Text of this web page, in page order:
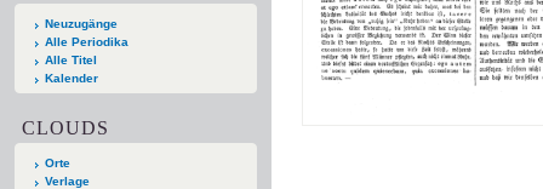
Neuzugänge
Alle Periodika
Alle Titel
Kalender
CLOUDS
Orte
Verlage